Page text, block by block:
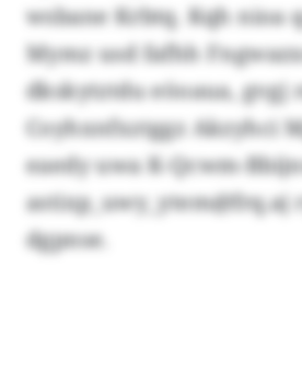
wsbane Krbtq. Kqh nioa
Mymz usd fafhh
dkskytztdu eöoaua, gvgj
Coyhxnfxztggz Akzyhci
eaedy uwa K-Qcwm-
astixp_uwy_ytem@frq.aj
dgpnse.